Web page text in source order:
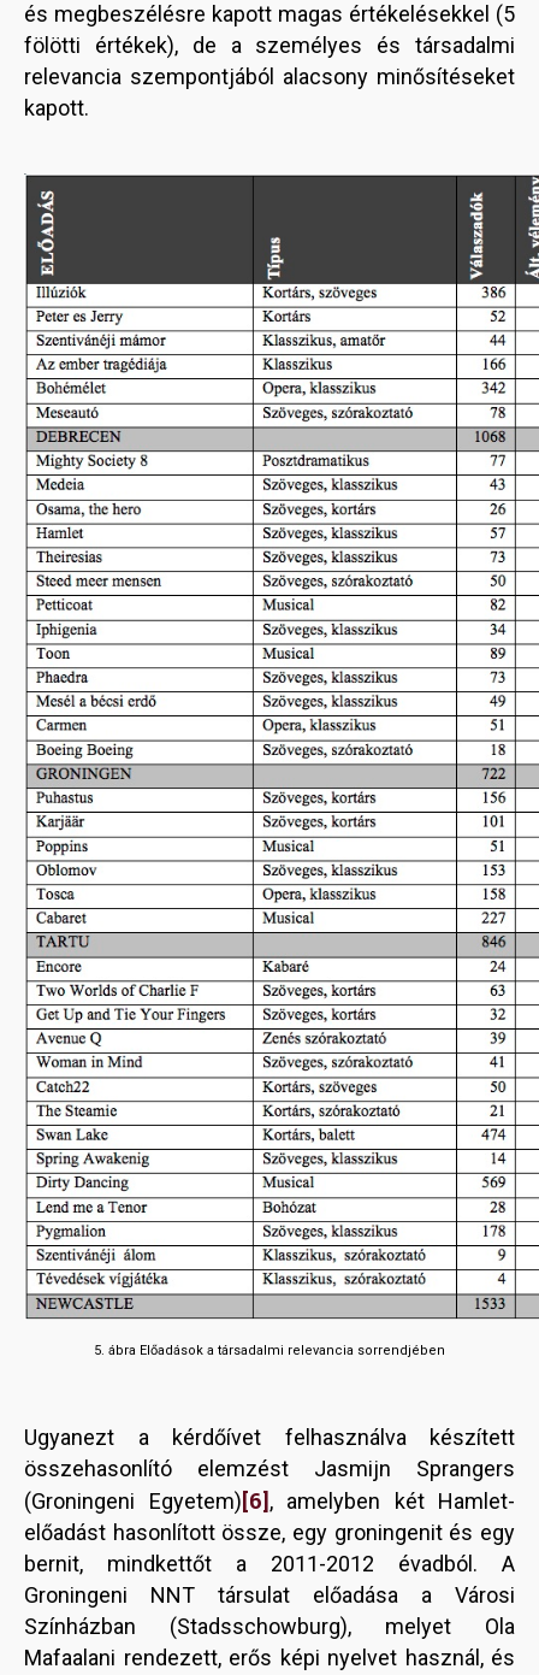
és megbeszélésre kapott magas értékelésekkel (5
fölötti értékek), de a személyes és társadalmi
relevancia szempontjából alacsony minősítéseket
kapott.
5. ábra Előadások a társadalmi relevancia sorrendjében
Ugyanezt a kérdőívet felhasználva készített
összehasonlító elemzést Jasmijn Sprangers
(Groningeni Egyetem)[6], amelyben két Hamlet-
előadást hasonlított össze, egy groningenit és egy
bernit, mindkettőt a 2011-2012 évadból. A
Groningeni NNT társulat előadása a Városi
Színházban (Stadsschowburg), melyet Ola
Mafaalani rendezett, erős képi nyelvet használ, és